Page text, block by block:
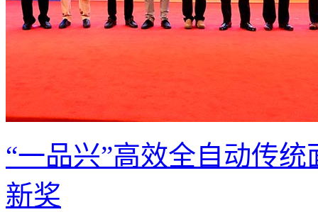
“一品兴”高效全自动传
新奖